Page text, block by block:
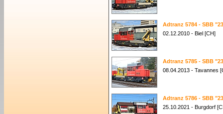
Adtranz 5784 - SBB
02.12.2010 - Biel [CH]
Adtranz 5785 - SBB
08.04.2013 - Tavannes
Adtranz 5786 - SBB
25.10.2021 - Burgdorf